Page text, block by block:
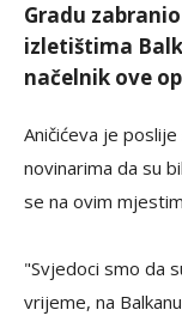
Gradu
izletištima
načelnik ove
Aničićeva je
novinarima da su
se na ovim
"Svjedoci smo da
vrijeme, na